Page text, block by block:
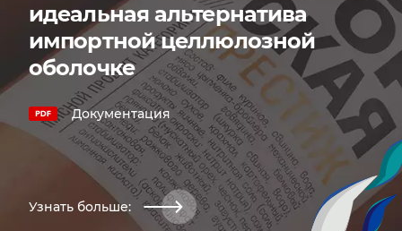
идеальная альтернатива
импортной целлюлозной
оболочке
Узнать больше:
Документация